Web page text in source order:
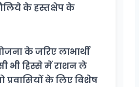
के हस्तक्षेप के
के जरिए लाभार्थी
भी हिस्से में राशन ले
के लिए विशेष